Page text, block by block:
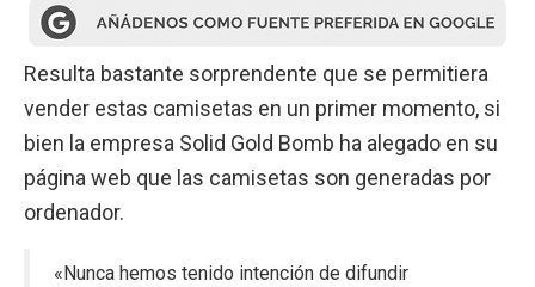
Resulta bastante sorprendente que se permitiera
vender estas camisetas en un primer momento, si
bien la empresa Solid Gold Bomb ha alegado en su
página web que las camisetas son generadas por
ordenador.
«Nunca hemos tenido intención de difundir